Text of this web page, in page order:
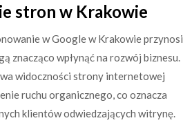
stron w Krakowie
w Google w Krakowie przynosi
znacząco wpłynąć na rozwój biznesu.
widoczności strony internetowej
ruchu organicznego, co oznacza
klientów odwiedzających witrynę.